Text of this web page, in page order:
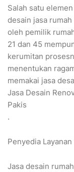
Salah satu
desain jasa
oleh pemilik
21 dan 45
kerumitan
menentukan
memakai jasa
Jasa Desain
Pakis
.
Penyedia
Jasa desain